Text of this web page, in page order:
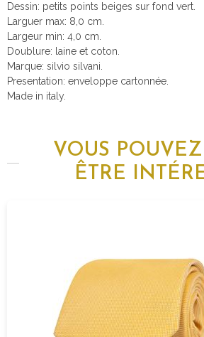
Dessin: petits points beiges sur fond vert.
Larguer max: 8,0 cm.
Largeur min: 4,0 cm.
Doublure: laine et coton.
Marque: silvio silvani.
Presentation: enveloppe cartonnée.
Made in italy.
VOUS POUVEZ
ÊTRE